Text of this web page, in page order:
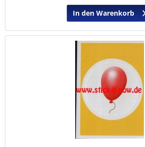
In den Warenkorb